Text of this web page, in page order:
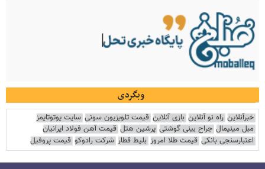
وبگردی
خبرآنلاین راه نو آنلاین بازی آنلاین قیمت تلویزیون سونی سایت یوتوتایمز
مبل مینیمال جراح بینی گوشتی پرشین هتل قیمت آهن فولاد ایرانیان
اعتبارسنجی بانکی قیمت طلا امروز بلیط قطار شرکت رادوکو قیمت پروفیل